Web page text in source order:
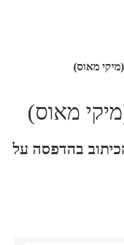
מאוס)
מאוס)
בהדפסה על